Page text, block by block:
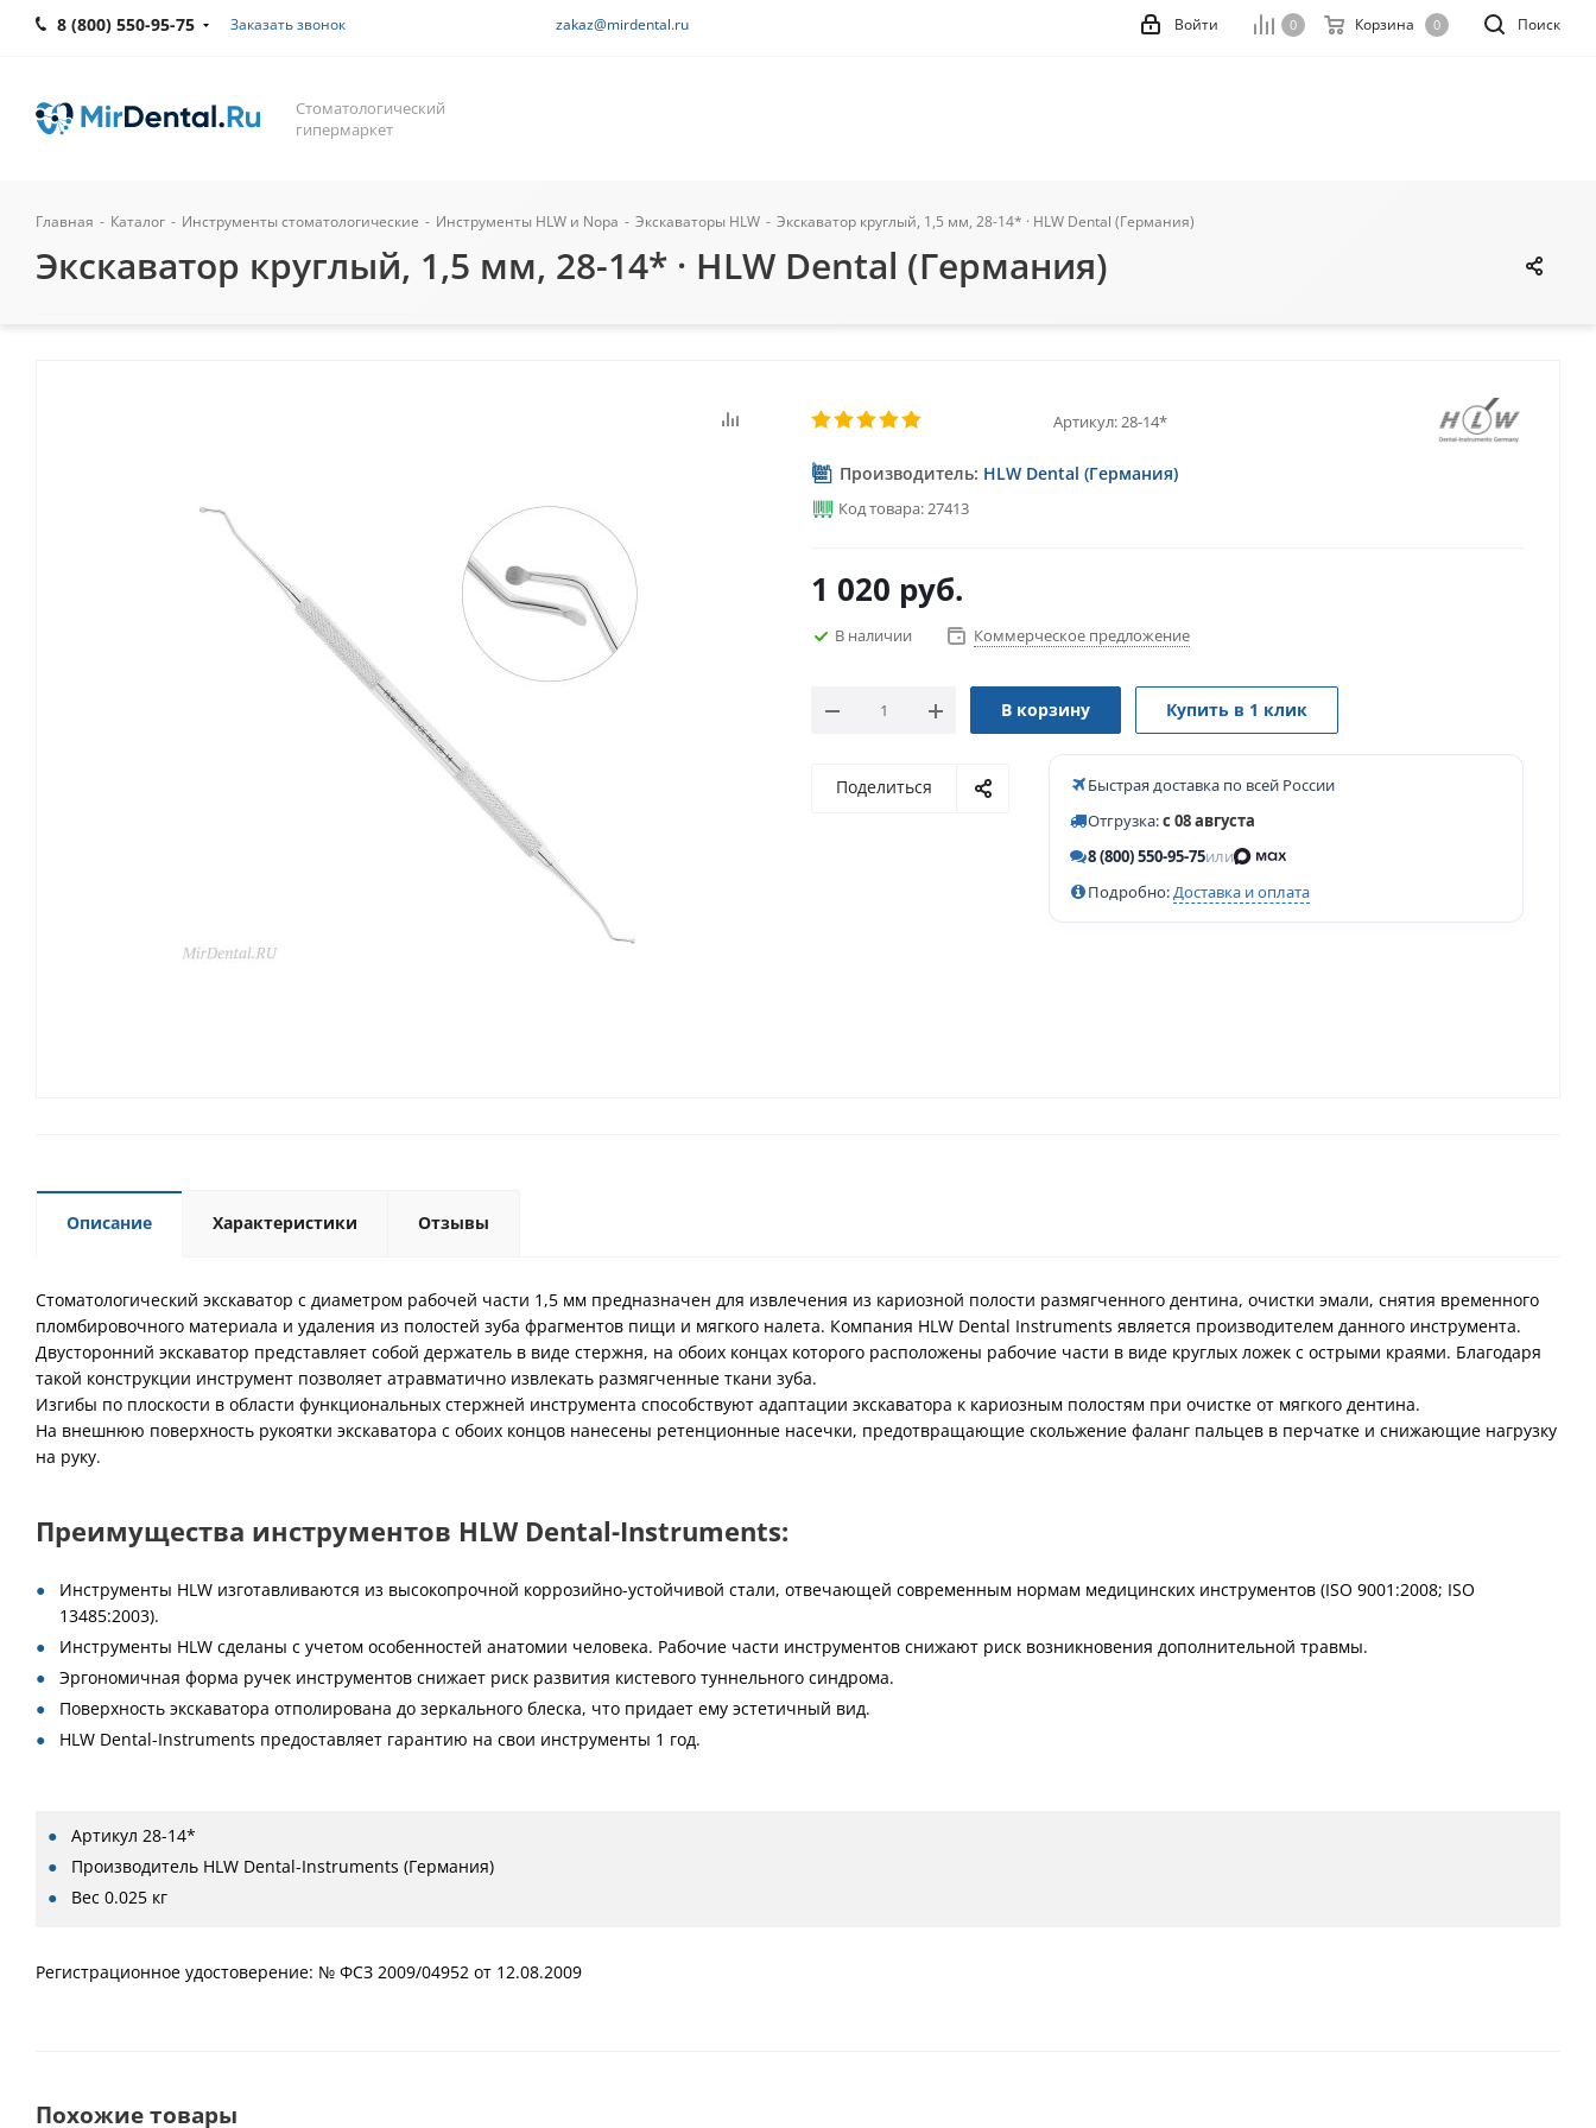
8 (800) 550-95-75 Заказать звонок zakaz@mirdental.ru Поиск
0 Корзина 0
Войти
Стоматологический
гипермаркет
Главная - Каталог - Инструменты стоматологические - Инструменты HLW и Nopa - Экскаваторы HLW - Экскаватор круглый, 1,5 мм, 28-14* · HLW Dental (Германия)
Экскаватор круглый, 1,5 мм, 28-14* · HLW Dental (Германия)
Артикул:28-14*
Производитель: HLW Dental (Германия)
Код товара: 27413
1 020 руб.
В наличии Коммерческое предложение
В корзину Купить в 1 клик
Поделиться
Быстрая доставка по всей России
Отгрузка:с 08 августа
8 (800) 550-95-75или
Подробно:Доставка и оплата
Описание Характеристики Отзывы
Стоматологический экскаватор с диаметром рабочей части 1,5 мм предназначен для извлечения из кариозной полости размягченного дентина, очистки эмали, снятия временного
пломбировочного материала и удаления из полостей зуба фрагментов пищи и мягкого налета. Компания HLW Dental Instruments является производителем данного инструмента.
Двусторонний экскаватор представляет собой держатель в виде стержня, на обоих концах которого расположены рабочие части в виде круглых ложек с острыми краями. Благодаря
такой конструкции инструмент позволяет атравматично извлекать размягченные ткани зуба.
Изгибы по плоскости в области функциональных стержней инструмента способствуют адаптации экскаватора к кариозным полостям при очистке от мягкого дентина.
На внешнюю поверхность рукоятки экскаватора с обоих концов нанесены ретенционные насечки, предотвращающие скольжение фаланг пальцев в перчатке и снижающие нагрузку
на руку.
Преимущества инструментов HLW Dental-Instruments:
Инструменты HLW изготавливаются из высокопрочной коррозийно-устойчивой стали, отвечающей современным нормам медицинских инструментов (ISO 9001:2008; ISO
13485:2003).
Инструменты HLW сделаны с учетом особенностей анатомии человека. Рабочие части инструментов снижают риск возникновения дополнительной травмы.
Эргономичная форма ручек инструментов снижает риск развития кистевого туннельного синдрома.
Поверхность экскаватора отполирована до зеркального блеска, что придает ему эстетичный вид.
HLW Dental-Instruments предоставляет гарантию на свои инструменты 1 год.
Артикул 28-14*
Производитель HLW Dental-Instruments (Германия)
Вес 0.025 кг
Регистрационное удостоверение: № ФСЗ 2009/04952 от 12.08.2009
Похожие товары